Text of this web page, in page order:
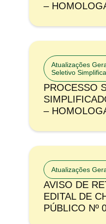
–
Atualizações
Seletivo
PROCESSO
–
Atualizações
AVISO DE
EDITAL DE
PÚBLICO Nº